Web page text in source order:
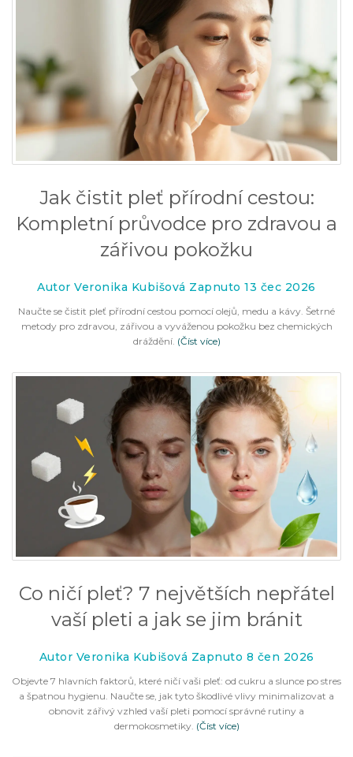
Jak čistit pleť přírodní cestou:
Kompletní průvodce pro zdravou a
zářivou pokožku
Autor Veronika Kubišová Zapnuto 13 čec 2026
Naučte se čistit pleť přírodní cestou pomocí olejů, medu a kávy. Šetrné
metody pro zdravou, zářivou a vyváženou pokožku bez chemických
dráždění. (Číst více)
Co ničí pleť? 7 největších nepřátel
vaší pleti a jak se jim bránit
Autor Veronika Kubišová Zapnuto 8 čen 2026
Objevte 7 hlavních faktorů, které ničí vaši pleť: od cukru a slunce po stres
a špatnou hygienu. Naučte se, jak tyto škodlivé vlivy minimalizovat a
obnovit zářivý vzhled vaší pleti pomocí správné rutiny a
dermokosmetiky. (Číst více)